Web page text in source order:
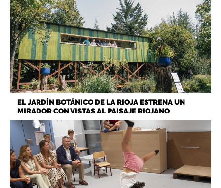
EL JARDÍN BOTÁNICO DE LA RIOJA ESTRENA UN
MIRADOR CON VISTAS AL PAISAJE RIOJANO